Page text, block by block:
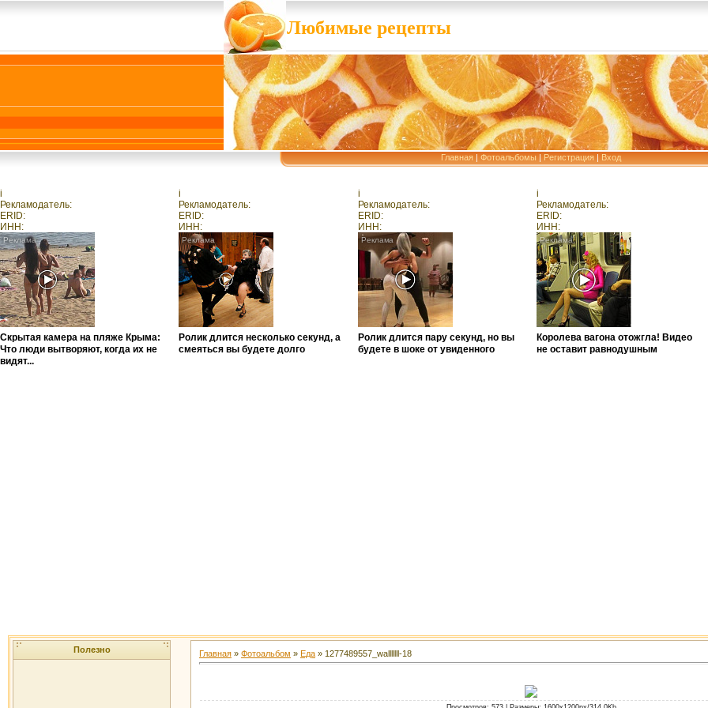
Любимые рецепты
Главная | Фотоальбомы | Регистрация | Вход
i
Рекламодатель:
ERID:
ИНН:
Скрытая камера на пляже Крыма:
Что люди вытворяют, когда их не
видят...
i
Рекламодатель:
ERID:
ИНН:
Ролик длится несколько секунд, а
смеяться вы будете долго
i
Рекламодатель:
ERID:
ИНН:
Ролик длится пару секунд, но вы
будете в шоке от увиденного
i
Рекламодатель:
ERID:
ИНН:
Королева вагона отожгла! Видео
не оставит равнодушным
Полезно Главная » Фотоальбом » Еда » 1277489557_walllllll-18